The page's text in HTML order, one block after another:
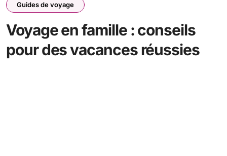
Guides de voyage
Voyage en famille : conseils
pour des vacances réussies